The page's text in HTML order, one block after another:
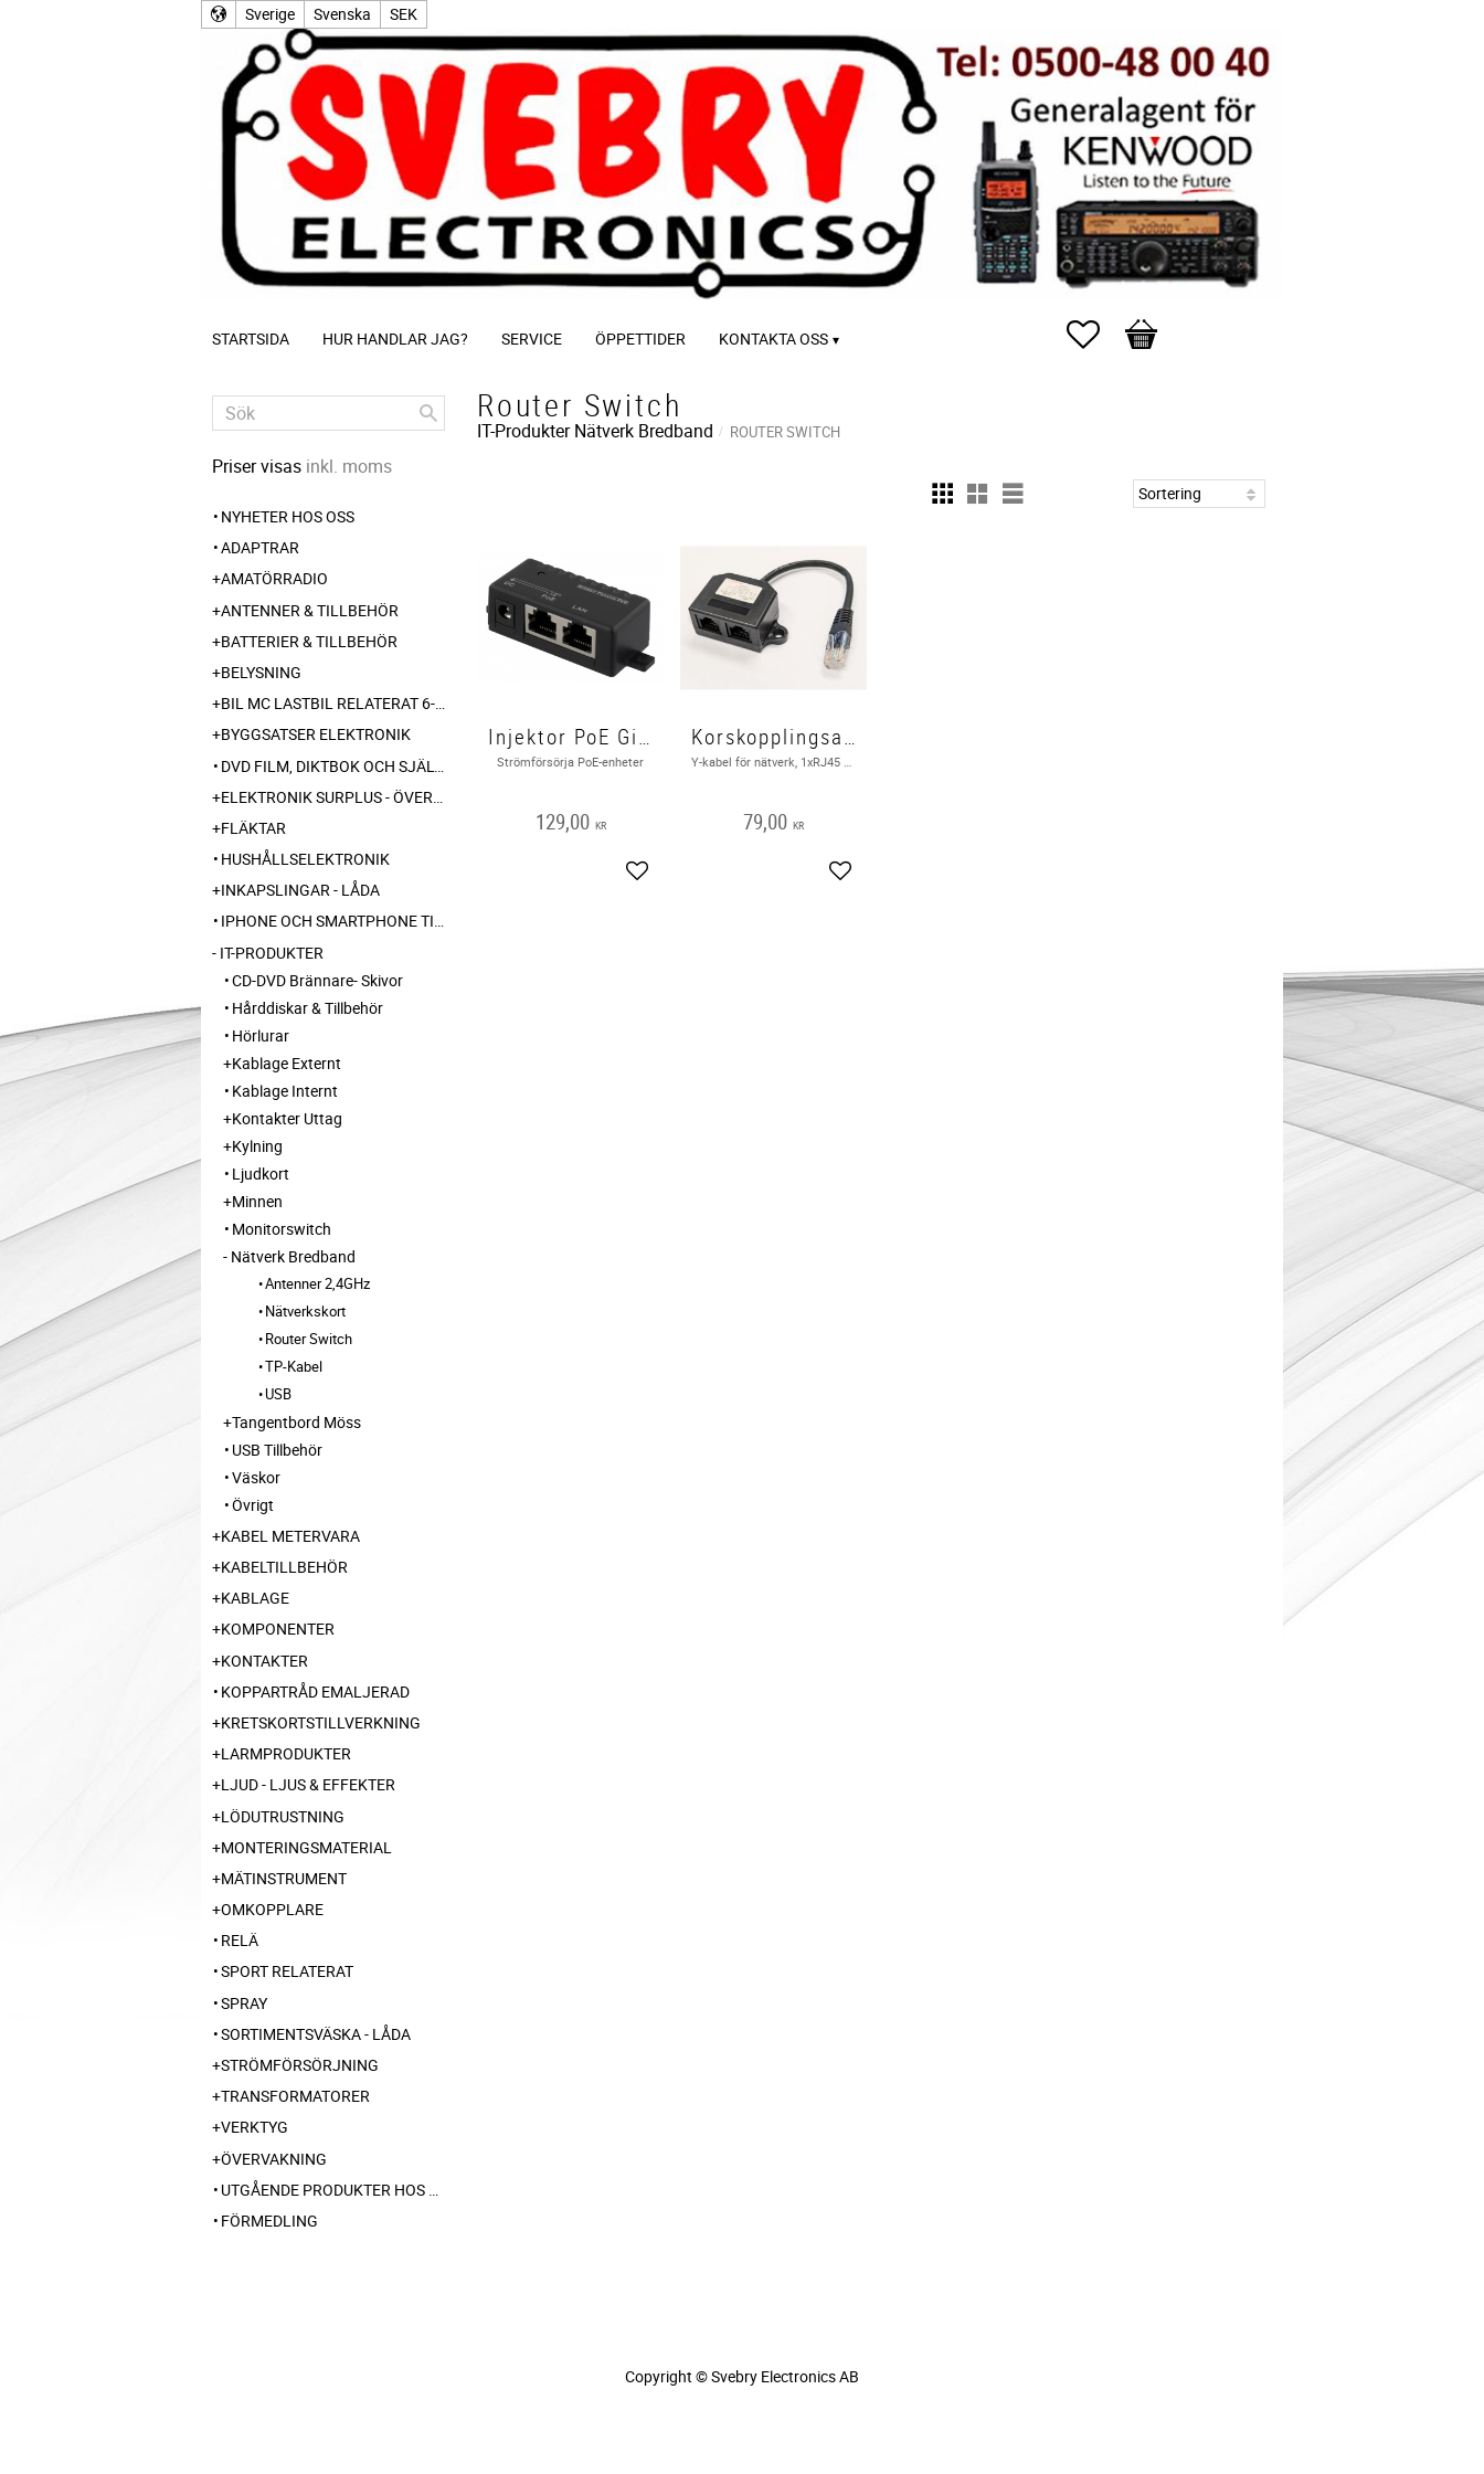
Sverige Svenska SEK
STARTSIDA HUR HANDLAR JAG? SERVICE ÖPPETTIDER KONTAKTA OSS Favoriter
Kundvagn
Router Switch
IT-Produkter Nätverk Bredband ROUTER SWITCH
Injektor PoE Gigabit
Strömförsörja PoE-enheter
129,00 KR
Lägg till i favoriter
Korskopplingsadapter, RJ45 han - hon
Y-kabel för nätverk, 1xRJ45 ha till 2xRJ45 ho, UTP Cat5
79,00 KR
Lägg till i favoriter
Priser visas inkl. moms
NYHETER HOS OSS
ADAPTRAR
AMATÖRRADIO
ANTENNER & TILLBEHÖR
BATTERIER & TILLBEHÖR
BELYSNING
BIL MC LASTBIL RELATERAT 6-12-24 240V
BYGGSATSER ELEKTRONIK
DVD FILM, DIKTBOK OCH SJÄLVBIOGRAFI FRÅN SKARABORG
ELEKTRONIK SURPLUS - ÖVERSKOTT
FLÄKTAR
HUSHÅLLSELEKTRONIK
INKAPSLINGAR - LÅDA
IPHONE OCH SMARTPHONE TILLBEHÖR
IT-PRODUKTER
CD-DVD Brännare- Skivor
Hårddiskar & Tillbehör
Hörlurar
Kablage Externt
Kablage Internt
Kontakter Uttag
Kylning
Ljudkort
Minnen
Monitorswitch
Nätverk Bredband
Antenner 2,4GHz
Nätverkskort
Router Switch
TP-Kabel
USB
Tangentbord Möss
USB Tillbehör
Väskor
Övrigt
KABEL METERVARA
KABELTILLBEHÖR
KABLAGE
KOMPONENTER
KONTAKTER
KOPPARTRÅD EMALJERAD
KRETSKORTSTILLVERKNING
LARMPRODUKTER
LJUD - LJUS & EFFEKTER
LÖDUTRUSTNING
MONTERINGSMATERIAL
MÄTINSTRUMENT
OMKOPPLARE
RELÄ
SPORT RELATERAT
SPRAY
SORTIMENTSVÄSKA - LÅDA
STRÖMFÖRSÖRJNING
TRANSFORMATORER
VERKTYG
ÖVERVAKNING
UTGÅENDE PRODUKTER HOS LEVERANTÖR
FÖRMEDLING
Copyright © Svebry Electronics AB